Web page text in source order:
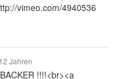
vimeo.com/4940536
Jahren
!!!!<br><a